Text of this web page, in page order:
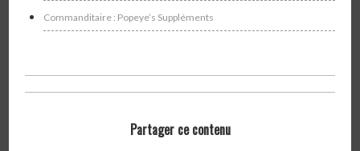
Commanditaire : Popeye’s Suppléments
Partager ce contenu